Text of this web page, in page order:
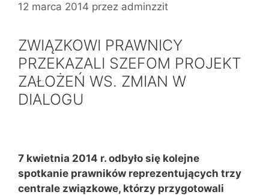
12 marca 2014 przez adminzzit
ZWIĄZKOWI PRAWNICY
PRZEKAZALI SZEFOM PROJEKT
ZAŁOŻEŃ WS. ZMIAN W
DIALOGU
7 kwietnia 2014 r. odbyło się kolejne
spotkanie prawników reprezentujących trzy
centrale związkowe, którzy przygotowali